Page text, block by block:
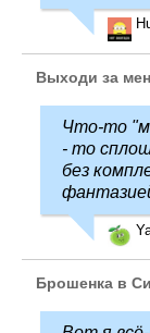
Выходи за
Что-то
- то
без
Брошенка в